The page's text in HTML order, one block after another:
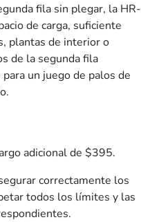
fila sin plegar, la HR-
de carga, suficiente
plantas de interior o
de la segunda fila
un juego de palos de
adicional de $395.
correctamente los
todos los límites y las